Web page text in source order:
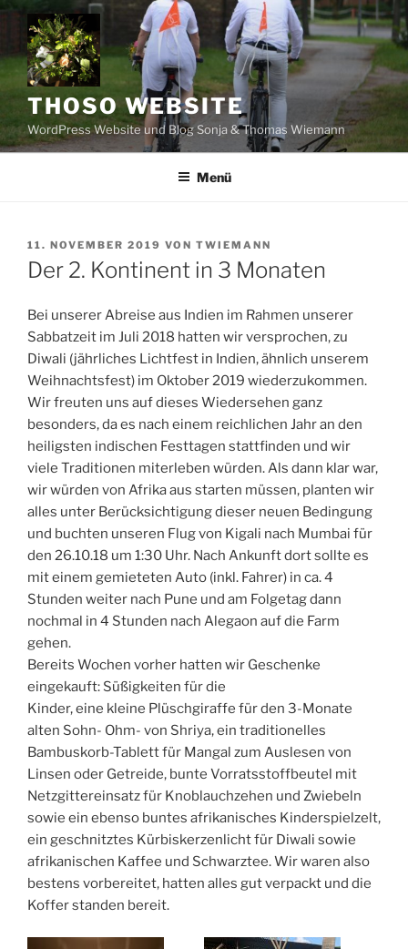
Zum
Inhalt
springen
THOSO WEBSITE
WordPress Website und Blog Sonja & Thomas Wiemann
Menü
VERÖFFENTLICHT
AM
11. NOVEMBER 2019 VON TWIEMANN
Der 2. Kontinent in 3 Monaten
Bei unserer Abreise aus Indien im Rahmen unserer
Sabbatzeit im Juli 2018 hatten wir versprochen, zu
Diwali (jährliches Lichtfest in Indien, ähnlich unserem
Weihnachtsfest) im Oktober 2019 wiederzukommen.
Wir freuten uns auf dieses Wiedersehen ganz
besonders, da es nach einem reichlichen Jahr an den
heiligsten indischen Festtagen stattfinden und wir
viele Traditionen miterleben würden. Als dann klar war,
wir würden von Afrika aus starten müssen, planten wir
alles unter Berücksichtigung dieser neuen Bedingung
und buchten unseren Flug von Kigali nach Mumbai für
den 26.10.18 um 1:30 Uhr. Nach Ankunft dort sollte es
mit einem gemieteten Auto (inkl. Fahrer) in ca. 4
Stunden weiter nach Pune und am Folgetag dann
nochmal in 4 Stunden nach Alegaon auf die Farm
gehen.
Bereits Wochen vorher hatten wir Geschenke
eingekauft: Süßigkeiten für die
Kinder, eine kleine Plüschgiraffe für den 3-Monate
alten Sohn- Ohm- von Shriya, ein traditionelles
Bambuskorb-Tablett für Mangal zum Auslesen von
Linsen oder Getreide, bunte Vorratsstoffbeutel mit
Netzgittereinsatz für Knoblauchzehen und Zwiebeln
sowie ein ebenso buntes afrikanisches Kinderspielzelt,
ein geschnitztes Kürbiskerzenlicht für Diwali sowie
afrikanischen Kaffee und Schwarztee. Wir waren also
bestens vorbereitet, hatten alles gut verpackt und die
Koffer standen bereit.